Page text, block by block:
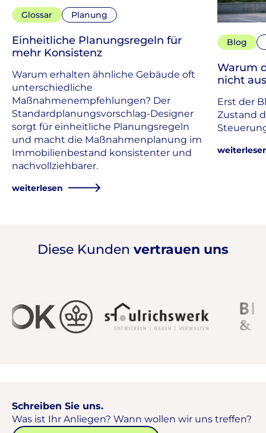
Glossar Planung
Einheitliche Planungsregeln für
mehr Konsistenz
Warum erhalten ähnliche Gebäude oft
unterschiedliche
Maßnahmenempfehlungen? Der
Standardplanungsvorschlag-Designer
sorgt für einheitliche Planungsregeln
und macht die Maßnahmenplanung im
Immobilienbestand konsistenter und
nachvollziehbarer.
weiterlesen
Blog
Warum
nicht
Erst der
Zustand
Diese Kunden vertrauen uns
Schreiben Sie uns.
Was ist Ihr Anliegen? Wann wollen wir uns treffen?